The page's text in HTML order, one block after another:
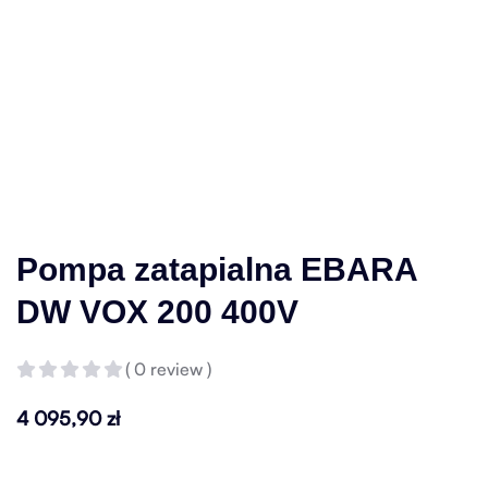
Pompa zatapialna EBARA
DW VOX 200 400V
( 0 review )
4 095,90zł